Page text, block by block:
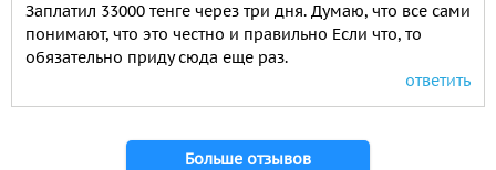
Заплатил 33000 тенге через три дня. Думаю, что все сами
понимают, что это честно и правильно Если что, то
обязательно приду сюда еще раз.
ответить
Больше отзывов